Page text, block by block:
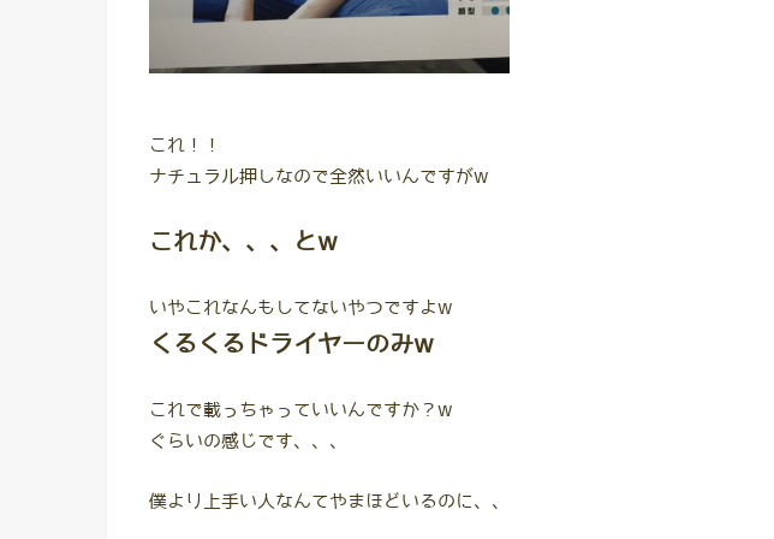
これ！！
ナチュラル押しなので全然いいんですがw
これか、、、とw
いやこれなんもしてないやつですよw
くるくるドライヤーのみw
これで載っちゃっていいんですか？w
ぐらいの感じです、、、
僕より上手い人なんてやまほどいるのに、、